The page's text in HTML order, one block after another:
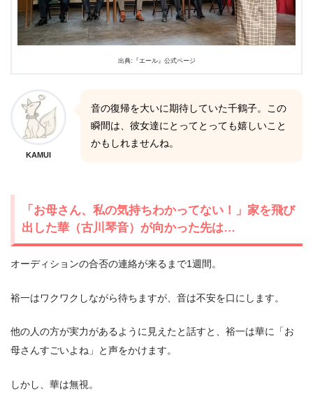
出典:『エール』公式ページ
KAMUI
音の復帰を大いに期待していた千鶴子。この
瞬間は、彼女達にとってとっても嬉しいこと
かもしれませんね。
「お母さん、私の気持ちわかってない！」家を飛び
出した華（古川琴音）が向かった先は…
オーディションの合否の連絡が来るまで1週間。
裕一はワクワクしながら待ちますが、音は不安を口にします。
他の人の方が実力があるように見えたと話すと、裕一は華に「お
母さんすごいよね」と声をかけます。
しかし、華は無視。